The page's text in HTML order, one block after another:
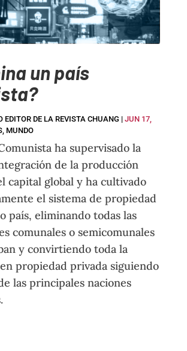
un país
EDITOR DE LA REVISTA CHUANG | JUN 17,
, MUNDO
ha supervisado la
de la producción
capital global y ha cultivado
el sistema de propiedad
país, eliminando todas las
comunales o semicomunales
y convirtiendo toda la
propiedad privada siguiendo
las principales naciones